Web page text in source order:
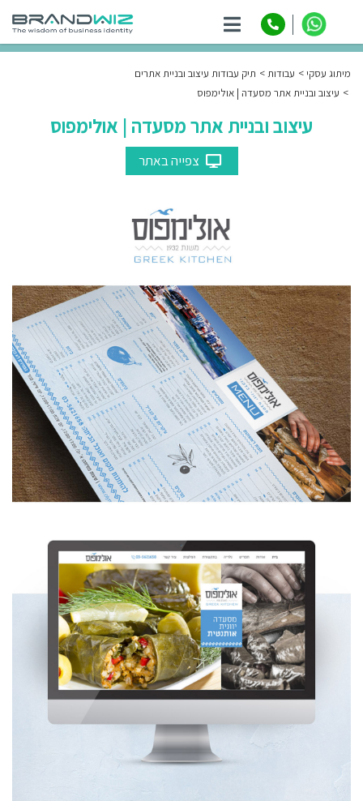
מיתוג עסקי עבודות
תיק עבודות עיצוב ובניית אתרים
עיצוב ובניית אתר מסעדה | אולימפוס
עיצוב ובניית אתר מסעדה | אולימפוס
צפייה באתר